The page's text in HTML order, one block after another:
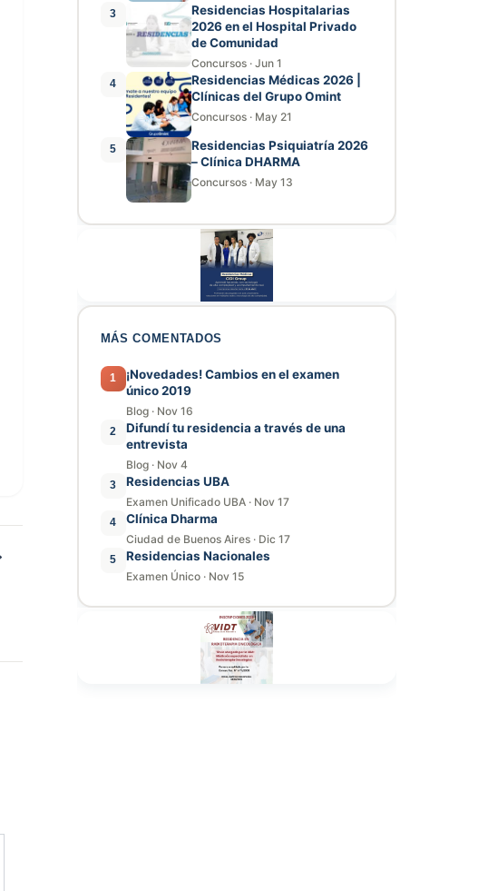
3
Residencias Hospitalarias
2026 en el Hospital Privado
de Comunidad
Concursos · Jun 1
4
Residencias Médicas 2026 |
Clínicas del Grupo Omint
Concursos · May 21
5
Residencias Psiquiatría 2026
– Clínica DHARMA
Concursos · May 13
MÁS COMENTADOS
1
¡Novedades! Cambios en el examen
único 2019
Blog · Nov 16
2
Difundí tu residencia a través de una
entrevista
Blog · Nov 4
3 Residencias UBA
Examen Unificado UBA · Nov 17
4 Clínica Dharma
Ciudad de Buenos Aires · Dic 17
5 Residencias Nacionales
Examen Único · Nov 15